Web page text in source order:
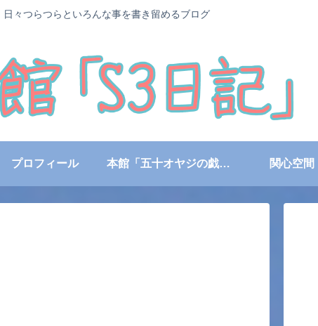
日々つらつらといろんな事を書き留めるブログ
プロフィール 本館「五十オヤジの戯言日記」 関心空間